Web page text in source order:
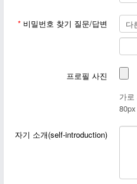
* 비밀번호 찾기 질문/답변
프로필 사진
가
80px
자기 소개(self-introduction)